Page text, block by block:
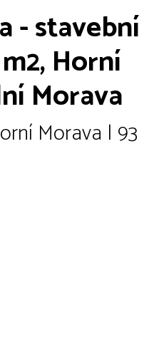
- stavební
Horní
Morava
Morava | 93